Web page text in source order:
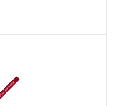
В наличии